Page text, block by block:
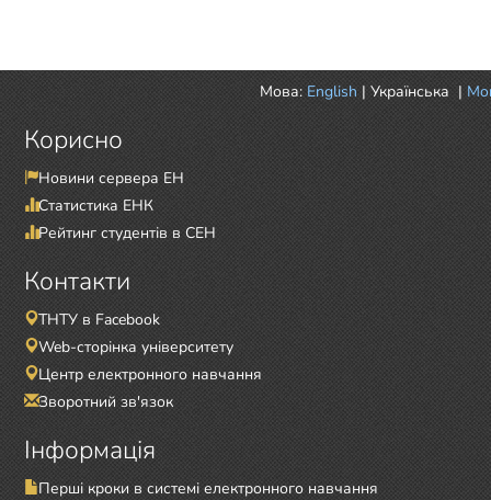
Мова: English | Українська |
Корисно
Новини сервера ЕН
Статистика ЕНК
Рейтинг студентів в СЕН
Контакти
ТНТУ в Facebook
Web-сторінка університету
Центр електронного навчання
Зворотний зв'язок
Інформація
Перші кроки в системі електронного навчання